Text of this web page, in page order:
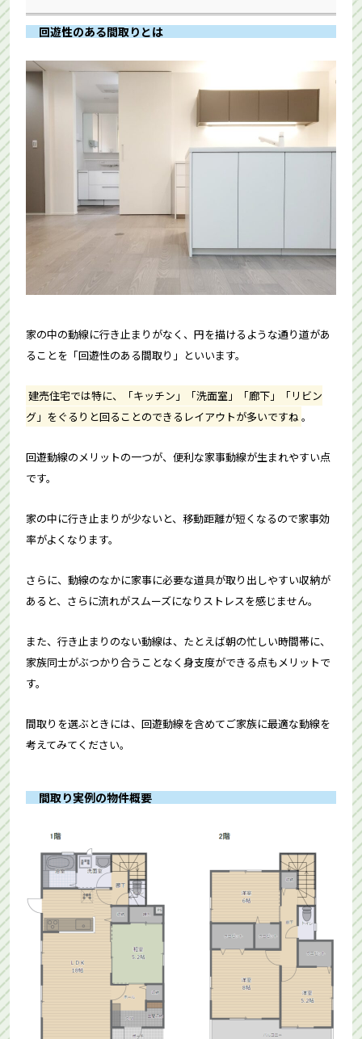
回遊性のある間取りとは
家の中の動線に行き止まりがなく、円を描けるような通り道があ
ることを「回遊性のある間取り」といいます。
建売住宅では特に、「キッチン」「洗面室」「廊下」「リビン
グ」をぐるりと回ることのできるレイアウトが多いですね 。
回遊動線のメリットの一つが、便利な家事動線が生まれやすい点
です。
家の中に行き止まりが少ないと、移動距離が短くなるので家事効
率がよくなります。
さらに、動線のなかに家事に必要な道具が取り出しやすい収納が
あると、さらに流れがスムーズになりストレスを感じません。
また、行き止まりのない動線は、たとえば朝の忙しい時間帯に、
家族同士がぶつかり合うことなく身支度ができる点もメリットで
す。
間取りを選ぶときには、回遊動線を含めてご家族に最適な動線を
考えてみてください。
間取り実例の物件概要